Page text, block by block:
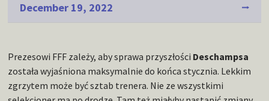
December 19, 2022
Prezesowi FFF zależy, aby sprawa przyszłości Deschampsa
została wyjaśniona maksymalnie do końca stycznia. Lekkim
zgrzytem może być sztab trenera. Nie ze wszystkimi